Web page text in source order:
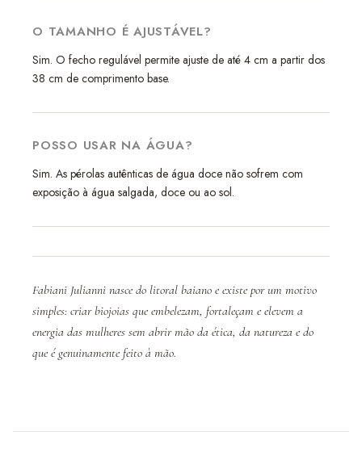
O TAMANHO É AJUSTÁVEL?
Sim. O fecho regulável permite ajuste de até 4 cm a partir dos
38 cm de comprimento base.
POSSO USAR NA ÁGUA?
Sim. As pérolas autênticas de água doce não sofrem com
exposição à água salgada, doce ou ao sol.
Fabiani Julianni nasce do litoral baiano e existe por um motivo
simples: criar biojoias que embelezam, fortaleçam e elevem a
energia das mulheres sem abrir mão da ética, da natureza e do
que é genuinamente feito à mão.